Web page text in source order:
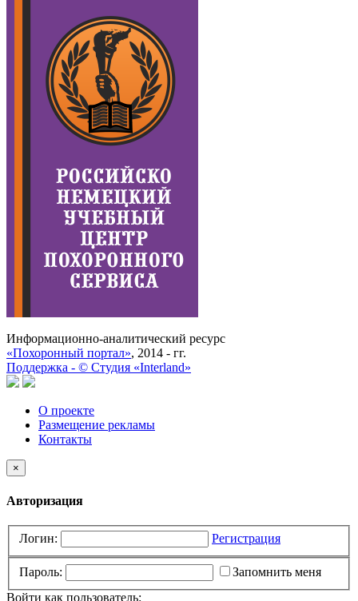
Информационно-аналитический ресурс
«Похоронный портал», 2014 - гг.
Поддержка - © Cтудия «Interland»
О проекте
Размещение рекламы
Контакты
×
Авторизация
Логин: Регистрация
Пароль:
Запомнить меня
Войти как пользователь: